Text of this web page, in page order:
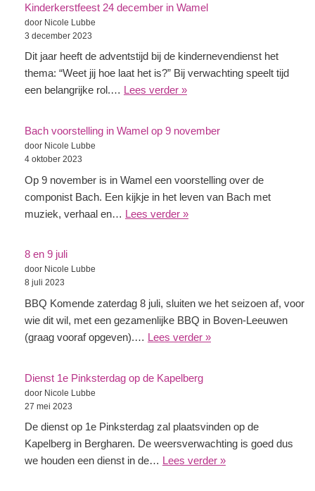
Kinderkerstfeest 24 december in Wamel
door Nicole Lubbe
3 december 2023
Dit jaar heeft de adventstijd bij de kindernevendienst het
thema: “Weet jij hoe laat het is?” Bij verwachting speelt tijd
een belangrijke rol.… Lees verder »
Bach voorstelling in Wamel op 9 november
door Nicole Lubbe
4 oktober 2023
Op 9 november is in Wamel een voorstelling over de
componist Bach. Een kijkje in het leven van Bach met
muziek, verhaal en… Lees verder »
8 en 9 juli
door Nicole Lubbe
8 juli 2023
BBQ Komende zaterdag 8 juli, sluiten we het seizoen af, voor
wie dit wil, met een gezamenlijke BBQ in Boven-Leeuwen
(graag vooraf opgeven).… Lees verder »
Dienst 1e Pinksterdag op de Kapelberg
door Nicole Lubbe
27 mei 2023
De dienst op 1e Pinksterdag zal plaatsvinden op de
Kapelberg in Bergharen. De weersverwachting is goed dus
we houden een dienst in de… Lees verder »